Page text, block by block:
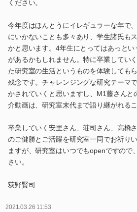
ください。
今年度はほんとうにイレギュラーな年で
にいかないことも多々あり、学生諸氏も
かと思います。4年生にとってはあっと
があるかもしれません。特に卒業してい
た研究室の生活というものを体験しても
残念です。チャレンジングな研究テーマ
かされていくと思いますし、M1藤さんと
介動画は、研究室末代まで語り継がれる
卒業していく安里さん、荘司さん、高橋
のご健勝とご活躍を研究室一同でお祈り
ますが、研究室はいつでもopenですので
さい。
荻野賢司
2021.03.26 11:53